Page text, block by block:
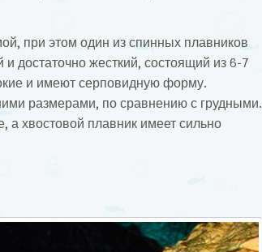
при этом один из спинных плавников
достаточно жесткий, состоящий из 6-7
и имеют серповидную форму.
размерами, по сравнению с грудными.
хвостовой плавник имеет сильно